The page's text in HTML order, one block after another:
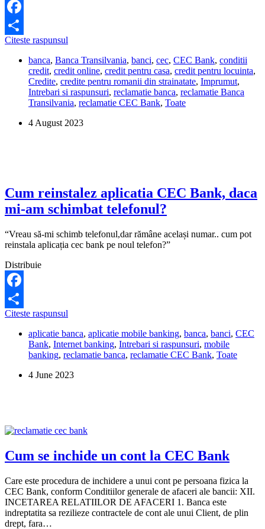
Facebook
Share
Citeste raspunsul
un
credit
in
Romania
daca
in
banca, Banca Transilvania, banci, cec, CEC Bank, conditii
credit, credit online, credit pentru casa, credit pentru locuinta,
Credite, credite pentru romanii din strainatate, Imprumut,
Intrebari si raspunsuri, reclamatie banca, reclamatie Banca
Transilvania, reclamatie CEC Bank, Toate
4 August 2023
Cum reinstalez aplicatia CEC Bank, daca
mi-am schimbat telefonul?
“Vreau să-mi schimb telefonul,dar rămâne același numar.. cum pot
reinstala aplicația cec bank pe noul telefon?”
Distribuie
Facebook
Share
Citeste raspunsul
aplicatia
CEC
Bank,
mi-
aplicatie banca, aplicatie mobile banking, banca, banci, CEC
Bank, Internet banking, Intrebari si raspunsuri, mobile
banking, reclamatie banca, reclamatie CEC Bank, Toate
4 June 2023
Cum se inchide un cont la CEC Bank
Care este procedura de inchidere a unui cont pe persoana fizica la
CEC Bank, conform Conditiilor generale de afaceri ale bancii: XII.
INCETAREA RELATIILOR DE AFACERI 1. Banca este
indreptatita sa rezilieze contractele de cont ale unui Client, de plin
drept, fara…